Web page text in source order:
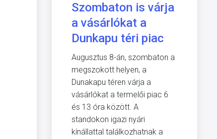
Szombaton is várja
a vásárlókat a
Dunkapu téri piac
Augusztus 8-án, szombaton a
megszokott helyen, a
Dunakapu téren várja a
vásárlókat a termelői piac 6
és 13 óra között. A
standokon igazi nyári
kínállattal találkozhatnak a